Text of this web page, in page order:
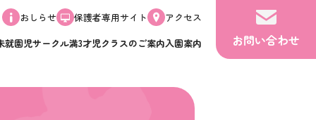
おしらせ 保護者専用サイト
アクセス
就園児サークル満3才児クラスのご案内入園案内 お問い合わせ